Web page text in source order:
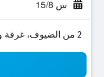
س 15/8
2 من الضيوف، غرفة واحدة